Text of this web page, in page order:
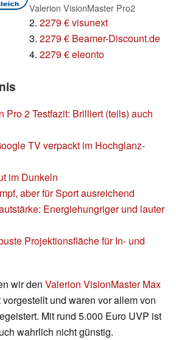
Valerion VisionMaster Pro2
2. 2279 € visunext
3. 2279 € Beamer-Discount.de
4. 2279 € eleonto
Pro 2 Testfazit: Brilliert (teils) auch
TV verpackt im Hochglanz-
im Dunkeln
aber für Sport ausreichend
Energiehungriger und lauter
Projektionsfläche für In- und
wir den Valerion VisionMaster Max
und waren vor allem von
Mit rund 5.000 Euro UVP ist
wahrlich nicht günstig.